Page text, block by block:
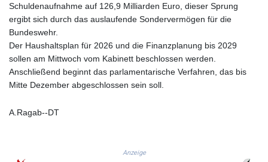
LBP
103223.017367
LRD 208.057415
LSL 18.726567
LTL 3.413768
LVL 0.699335
MKD 61.524236
Schuldenaufnahme auf 126,9 Milliarden Euro, dieser Sprung
ergibt sich durch das auslaufende Sondervermögen für die
Bundeswehr.
Der Haushaltsplan für 2026 und die Finanzplanung bis 2029
sollen am Mittwoch vom Kabinett beschlossen werden.
Anschließend beginnt das parlamentarische Verfahren, das bis
Mitte Dezember abgeschlossen sein soll.
A.Ragab--DT
Anzeige